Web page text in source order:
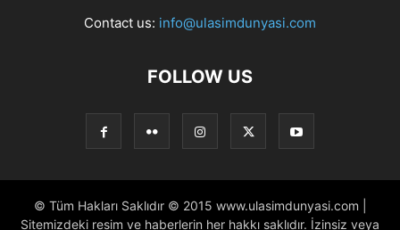
Contact us: info@ulasimdunyasi.com
FOLLOW US
© Tüm Hakları Saklıdır © 2015 www.ulasimdunyasi.com |
Sitemizdeki resim ve haberlerin her hakkı saklıdır. İzinsiz veya